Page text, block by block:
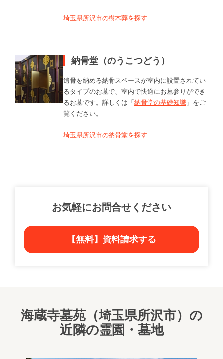
埼玉県所沢市の樹木葬を探す
納骨堂（のうこつどう）
遺骨を納める納骨スペースが室内に設置されてい
るタイプのお墓で、室内で快適にお墓参りができ
るお墓です。詳しくは「納骨堂の基礎知識 」をご
覧ください。
埼玉県所沢市の納骨堂を探す
お気軽にお問合せください
【無料】資料請求する
海蔵寺墓苑（埼玉県所沢市）の
近隣の霊園・墓地